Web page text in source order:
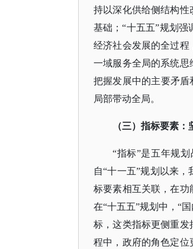
持以深化供给侧结构
基础；“十五五”规划
经济社会发展的全过程
一域服务全局的系统思
把握发展中的主要矛盾
局部带动全局。
（三）指标要素
“指标”是五年规
自“十一五”规划以来
标要素相互关联，在功
在“十五五”规划中，“
标，这类指标更侧重发
程中，政府的角色定